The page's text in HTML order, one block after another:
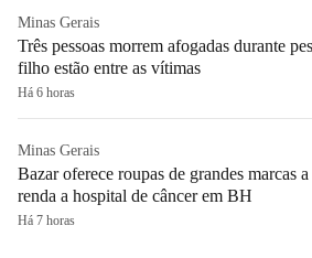
Minas Gerais
Três pessoas morrem afogadas durante
filho estão entre as vítimas
Há 6 horas
Minas Gerais
Bazar oferece roupas de grandes marcas
renda a hospital de câncer em BH
Há 7 horas